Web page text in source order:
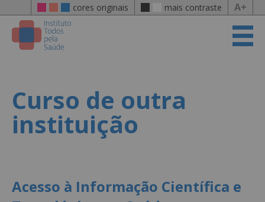
cores originais mais contraste A+
Curso de outra
instituição
Acesso à Informação Científica e